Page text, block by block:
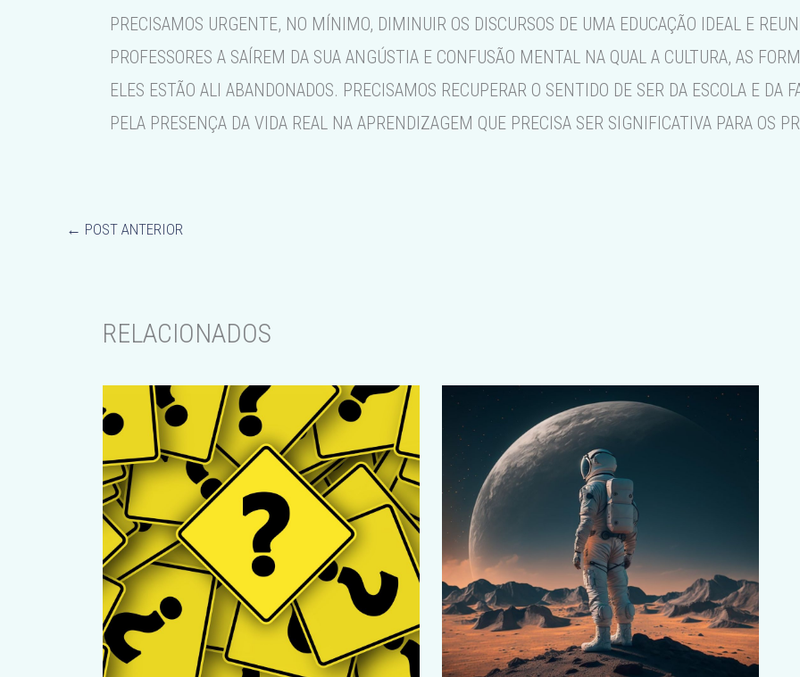
PRECISAMOS URGENTE, NO MÍNIMO, DIMINUIR OS DISCURSOS DE UMA EDUCAÇÃO IDEAL E
PROFESSORES A SAÍREM DA SUA ANGÚSTIA E CONFUSÃO MENTAL NA QUAL A CULTURA, AS
ELES ESTÃO ALI ABANDONADOS. PRECISAMOS RECUPERAR O SENTIDO DE SER DA ESCOLA E DA
PELA PRESENÇA DA VIDA REAL NA APRENDIZAGEM QUE PRECISA SER SIGNIFICATIVA PARA OS
← POST ANTERIOR
RELACIONADOS